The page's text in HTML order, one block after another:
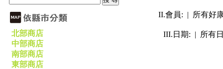
北部商店
中部商店
南部商店
東部商店
II.會員: | 所有好
III.日期: | 所有